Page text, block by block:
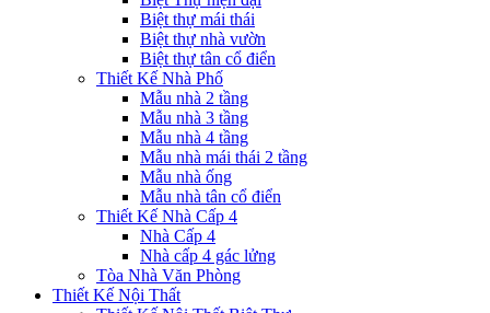
Biệt thự mái thái
Biệt thự nhà vườn
Biệt thự tân cổ điển
Thiết Kế Nhà Phố
Mẫu nhà 2 tầng
Mẫu nhà 3 tầng
Mẫu nhà 4 tầng
Mẫu nhà mái thái 2 tầng
Mẫu nhà ống
Mẫu nhà tân cổ điển
Thiết Kế Nhà Cấp 4
Nhà Cấp 4
Nhà cấp 4 gác lửng
Tòa Nhà Văn Phòng
Thiết Kế Nội Thất